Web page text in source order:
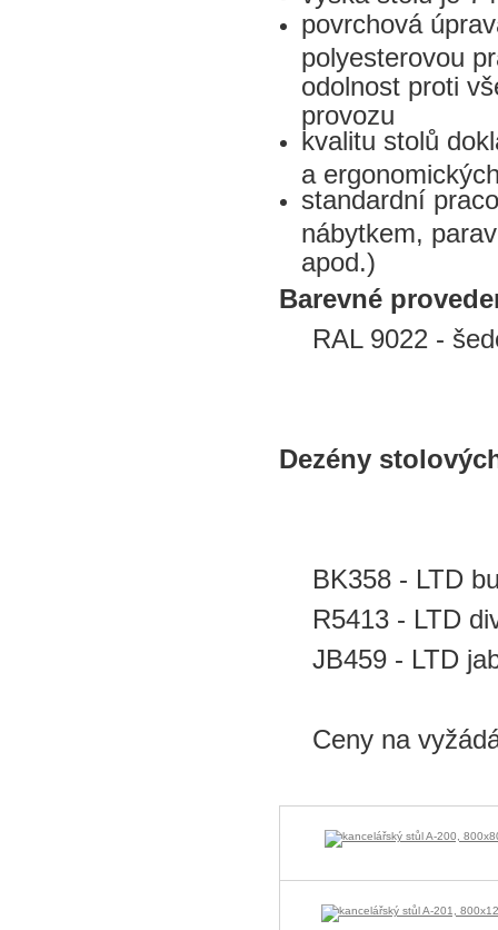
povrchová
polyesterovou
odolnost proti
provozu
kvalitu stolů
a
standardní
nábytkem,
apod.)
Barevné
RAL 9022 -
Dezény
BK358 - LTD
R5413 - LTD
JB459 - LTD
Ceny na